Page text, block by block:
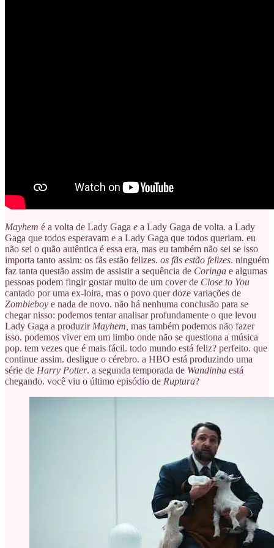
Mayhem é a volta de Lady Gaga e a Lady Gaga de volta. a Lady
Gaga que todos esperavam e a Lady Gaga que todos queriam. eu
não sei o quão autêntica é essa era, mas eu também não sei se isso
importa tanto assim: os fãs estão felizes. os fãs estão felizes. ninguém
faz tanta questão assim de assistir a sequência de Coringa e algumas
pessoas podem fingir gostar muito de um cover de Close to You
cantado por uma ex-loira, mas o povo quer doze variações de
Zombieboy e nada de novo. não há nenhuma conclusão para se
chegar nisso: podemos tentar analisar profundamente o que levou
Lady Gaga a produzir Mayhem, mas também podemos não fazer
isso. podemos viver em um limbo onde não se questiona a música
pop. tem vezes que é mais fácil. todo mundo está feliz? perfeito. que
continue assim. desligue o cérebro. a HBO está produzindo uma
série de Harry Potter. a segunda temporada de Wandinha está
chegando. você viu o último episódio de Ruptura?